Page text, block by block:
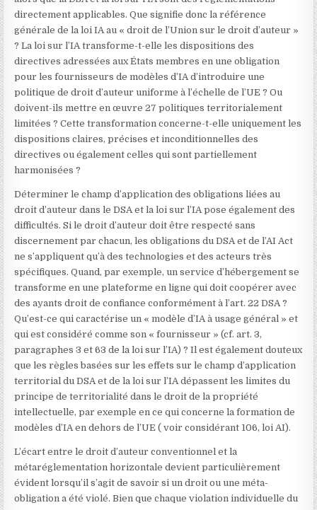
directement applicables. Que signifie donc la référence
générale de la loi IA au « droit de l’Union sur le droit d’auteur »
? La loi sur l’IA transforme-t-elle les dispositions des
directives adressées aux États membres en une obligation
pour les fournisseurs de modèles d’IA d’introduire une
politique de droit d’auteur uniforme à l’échelle de l’UE ? Ou
doivent-ils mettre en œuvre 27 politiques territorialement
limitées ? Cette transformation concerne-t-elle uniquement les
dispositions claires, précises et inconditionnelles des
directives ou également celles qui sont partiellement
harmonisées ?
Déterminer le champ d’application des obligations liées au
droit d’auteur dans le DSA et la loi sur l’IA pose également des
difficultés. Si le droit d’auteur doit être respecté sans
discernement par chacun, les obligations du DSA et de l’AI Act
ne s’appliquent qu’à des technologies et des acteurs très
spécifiques. Quand, par exemple, un service d’hébergement se
transforme en une plateforme en ligne qui doit coopérer avec
des ayants droit de confiance conformément à l’art. 22 DSA ?
Qu’est-ce qui caractérise un « modèle d’IA à usage général » et
qui est considéré comme son « fournisseur » (cf. art. 3,
paragraphes 3 et 63 de la loi sur l’IA) ? Il est également douteux
que les règles basées sur les effets sur le champ d’application
territorial du DSA et de la loi sur l’IA dépassent les limites du
principe de territorialité dans le droit de la propriété
intellectuelle, par exemple en ce qui concerne la formation de
modèles d’IA en dehors de l’UE ( voir considérant 106, loi AI).
L’écart entre le droit d’auteur conventionnel et la
métaréglementation horizontale devient particulièrement
évident lorsqu’il s’agit de savoir si un droit ou une méta-
obligation a été violé. Bien que chaque violation individuelle du